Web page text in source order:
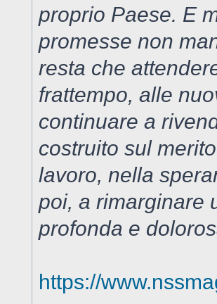
proprio Paese. E
promesse non
resta che
frattempo, alle
continuare a
costruito sul
lavoro, nella
poi, a rimarginare
profonda e
https://